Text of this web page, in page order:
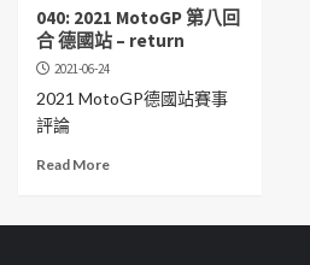
040: 2021 MotoGP 第八回
合 德國站 – return
2021-06-24
2021 MotoGP德國站賽事
評論
Read More